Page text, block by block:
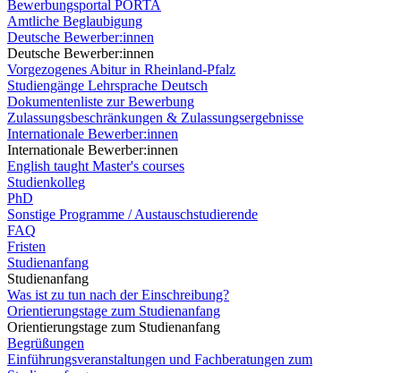
Bewerbungsportal PORTA
Amtliche Beglaubigung
Deutsche Bewerber:innen
Deutsche Bewerber:innen
Vorgezogenes Abitur in Rheinland-Pfalz
Studiengänge Lehrsprache Deutsch
Dokumentenliste zur Bewerbung
Zulassungsbeschränkungen & Zulassungsergebnisse
Internationale Bewerber:innen
Internationale Bewerber:innen
English taught Master's courses
Studienkolleg
PhD
Sonstige Programme / Austauschstudierende
FAQ
Fristen
Studienanfang
Studienanfang
Was ist zu tun nach der Einschreibung?
Orientierungstage zum Studienanfang
Orientierungstage zum Studienanfang
Begrüßungen
Einführungsveranstaltungen und Fachberatungen zum